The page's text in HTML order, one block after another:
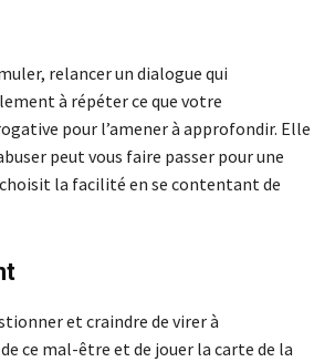
relancer un dialogue qui
à répéter ce que votre
pour l’amener à approfondir. Elle
peut vous faire passer pour une
la facilité en se contentant de
et craindre de virer à
ce mal-être et de jouer la carte de la